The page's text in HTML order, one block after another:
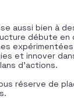
aussi bien à
débute en
et innover
d’actions.
réserve de